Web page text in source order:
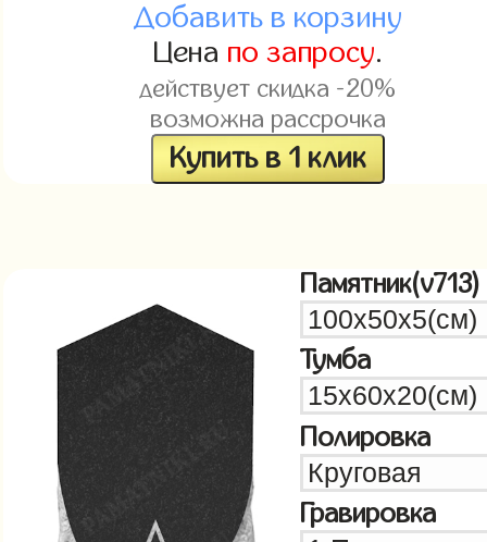
Добавить в корзину
Цена по запросу.
действует скидка -20%
возможна рассрочка
Купить в 1 клик
Памятник(v713)
Тумба
Полировка
Гравировка